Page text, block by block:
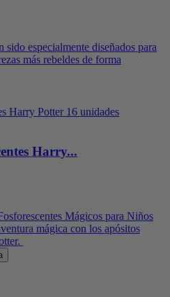
especialmente diseñados para
más rebeldes de forma
Harry...
Mágicos para Niños
mágica con los apósitos